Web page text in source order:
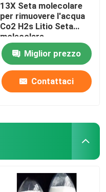
13X Seta molecolare
per rimuovere l'acqua
Co2 H2s Litio Seta
molecolare
Miglior prezzo
Contattaci